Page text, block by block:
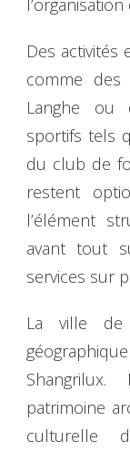
Des activités
comme
Langhe ou
sportifs tels
du club de
restent
l’élément
avant tout
services sur
La ville de
patrimoine
culturelle